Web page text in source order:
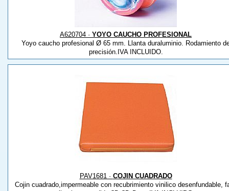
A620704 · YOYO CAUCHO PROFESIONAL
Yoyo caucho profesional Ø 65 mm. Llanta duraluminio. Rodamiento
precisión.IVA INCLUIDO.
PAV1681 · COJIN CUADRADO
Cojin cuadrado,impermeable con recubrimiento vinilico desenfundable,